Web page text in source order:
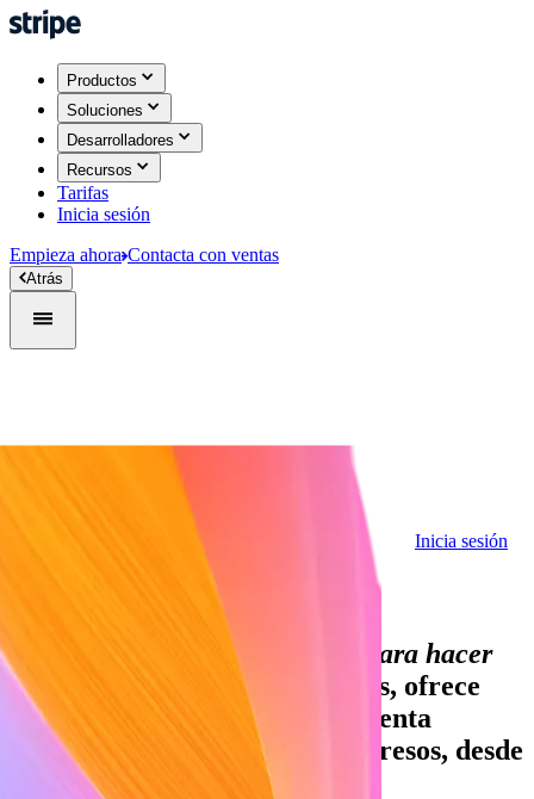
Productos
Soluciones
Desarrolladores
Recursos
Tarifas
Inicia sesión
Empieza ahora Contacta con ventas
Atrás
Inicia sesión
Contacta con ventas
PIB mundial procesado desde Stripe:
La infraestructura financiera para hacer
crecer tu negocio.
Acepta pagos, ofrece
servicios financieros e implementa
modelos personalizados de ingresos, desde
tu primera transacción.